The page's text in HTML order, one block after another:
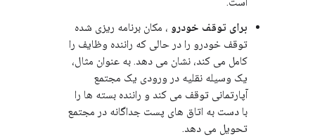
برای توقف خودرو ، مکان برنامه ریزی شده
توقف خودرو را در حالی که راننده وظایف را
کامل می کند، نشان می دهد. به عنوان مثال،
یک وسیله نقلیه در ورودی یک مجتمع
آپارتمانی توقف می کند و راننده بسته ها را
با دست به اتاق های پست جداگانه در مجتمع
تحویل می دهد.